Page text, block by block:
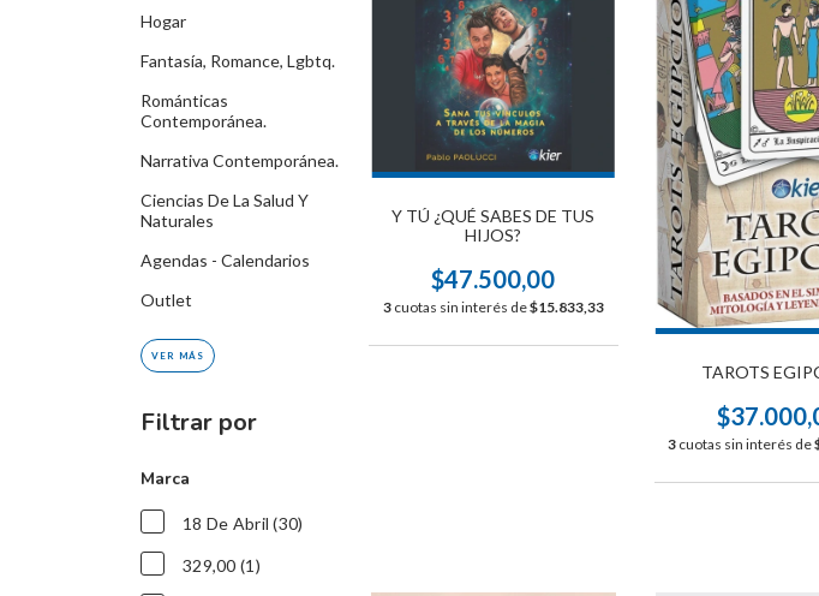
Hogar
Fantasía, Romance, Lgbtq.
Románticas
Contemporánea.
Narrativa Contemporánea.
Ciencias De La Salud Y
Naturales
Agendas - Calendarios
Outlet
VER MÁS
Filtrar por
Marca
18 De Abril (30)
329,00 (1)
Y TÚ ¿QUÉ SABES DE TUS
HIJOS?
$47.500,00
3 cuotas sin interés de$15.833,33
TAROTS
3 cuotas sin interés de